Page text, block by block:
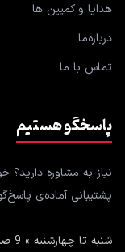
هدایا و کمپین ها
درباره‌ما
تماس با ما
پاسخگو هستیم
نیاز به مشاوره
پشتیبانی آماده‌ی
شنبه تا چهارشنبه » 9 صبح تا 5 عصر